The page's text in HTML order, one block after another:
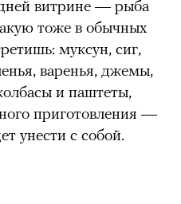
витрине — рыба
тоже в обычных
муксун, сиг,
варенья, джемы,
и паштеты,
приготовления —
унести с собой.